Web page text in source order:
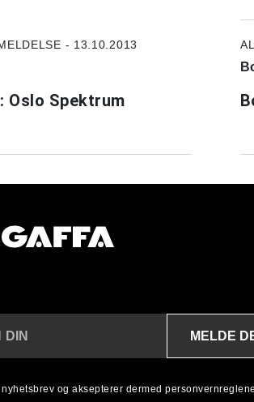
- 13.10.2013
Oslo Spektrum
DIN
MELDE
og aksepterer dermed personvernreglene